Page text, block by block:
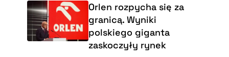
Orlen rozpycha się za
granicą. Wyniki
polskiego giganta
zaskoczyły rynek